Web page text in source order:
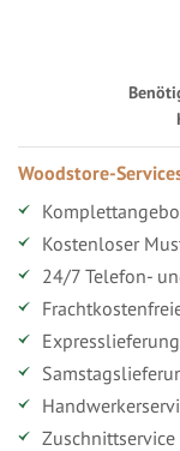
Woodstore-
Kostenloser
24/7 Telefon-
Expresslieferung
Zuschnittservice